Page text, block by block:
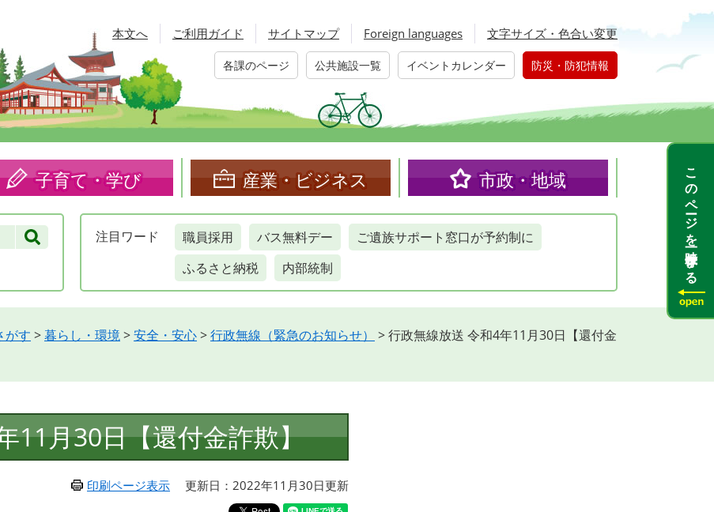
本文へ ご利用ガイド サイトマップ Foreign languages 文字サイズ・色合い変更
各課のページ 公共施設一覧 イベントカレンダー 防災・防犯情報
子育て・学び 産業・ビジネス 市政・地域
注目 ワード 職員採用 バス無料デー
ご遺族サポート窓口が予約制に
ふるさと納税
内部統制
がす >暮らし・環境>安全・安心>行政無線（緊急のお知らせ） >行政無線放送 令和4年11月30日【還付金
11月30日【還付金詐欺】
印刷ページ表示 更新日：2022年11月30日更新
このページを一時保存する